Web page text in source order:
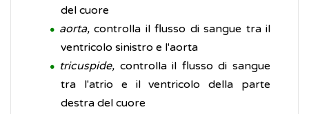
del cuore
aorta, controlla il flusso di sangue tra il
ventricolo sinistro e l'aorta
tricuspide, controlla il flusso di sangue
tra l'atrio e il ventricolo della parte
destra del cuore